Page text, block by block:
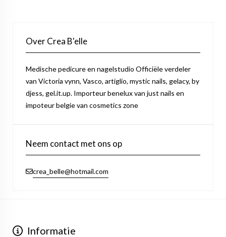
Over Crea B'elle
Medische pedicure en nagelstudio Officiële verdeler
van Victoria vynn, Vasco, artiglio, mystic nails, gelacy, by
djess, gel.it.up. Importeur benelux van just nails en
impoteur belgie van cosmetics zone
Neem contact met ons op
crea_belle@hotmail.com
Informatie